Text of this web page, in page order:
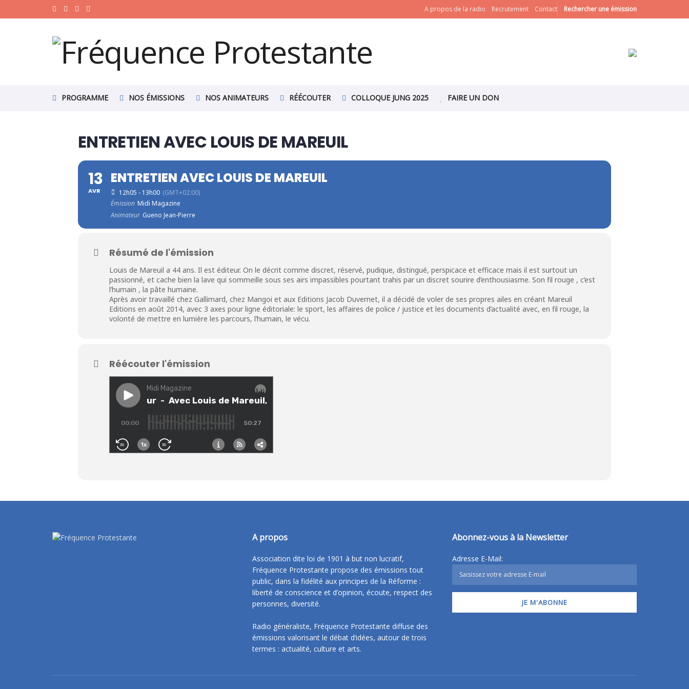
A propos de la radio Recrutement Contact Rechercher une émission
PROGRAMME NOS ÉMISSIONS NOS ANIMATEURS RÉÉCOUTER COLLOQUE JUNG 2025 FAIRE UN DON
ENTRETIEN AVEC LOUIS DE MAREUIL
13
AVR
ENTRETIEN AVEC LOUIS DE MAREUIL
12h05 - 13h00 (GMT+02:00)
Émission Midi Magazine
Animateur Gueno Jean-Pierre
Résumé de l'émission
Louis de Mareuil a 44 ans. Il est éditeur. On le décrit comme discret, réservé, pudique, distingué, perspicace et efficace mais il est surtout un
passionné, et cache bien la lave qui sommeille sous ses airs impassibles pourtant trahis par un discret sourire d’enthousiasme. Son fil rouge , c’est
l’humain , la pâte humaine.
Après avoir travaillé chez Gallimard, chez Mangoi et aux Editions Jacob Duvernet, il a décidé de voler de ses propres ailes en créant Mareuil
Editions en août 2014, avec 3 axes pour ligne éditoriale: le sport, les affaires de police / justice et les documents d’actualité avec, en fil rouge, la
volonté de mettre en lumière les parcours, l’humain, le vécu.
Réécouter l'émission
A propos
Association dite loi de 1901 à but non lucratif,
Fréquence Protestante propose des émissions tout
public, dans la fidélité aux principes de la Réforme :
liberté de conscience et d’opinion, écoute, respect des
personnes, diversité.
Radio généraliste, Fréquence Protestante diffuse des
émissions valorisant le débat d’idées, autour de trois
termes : actualité, culture et arts.
Abonnez-vous à la Newsletter
Adresse E-Mail: